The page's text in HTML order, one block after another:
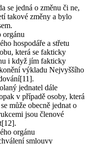
se jedná o změnu či ne,
takové změny a bylo
orgánu
hospodáře a střetu
která se fakticky
i když jím fakticky
výkladu Nejvyššího
jednatel dále
v případě osoby, která
může obecně jednat o
jsou členové
orgánu
smlouvy